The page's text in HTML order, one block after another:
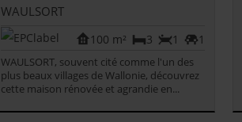
WAULSORT
1
1
3
100 m²
WAULSORT, souvent cité comme l'un des
plus beaux villages de Wallonie, découvrez
cette maison rénovée et agrandie en...